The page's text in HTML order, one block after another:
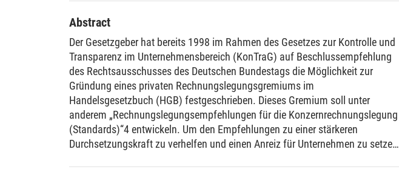
Abstract
Der Gesetzgeber hat bereits 1998 im Rahmen des Gesetzes zur Kontrolle und
Transparenz im Unternehmensbereich (KonTraG) auf Beschlussempfehlung
des Rechtsausschusses des Deutschen Bundestags die Möglichkeit zur
Gründung eines privaten Rechnungslegungsgremiums im
Handelsgesetzbuch (HGB) festgeschrieben. Dieses Gremium soll unter
anderem „Rechnungslegungsempfehlungen für die Konzernrechnungslegung
(Standards)“4 entwickeln. Um den Empfehlungen zu einer stärkeren
Durchsetzungskraft zu verhelfen und einen Anreiz für Unternehmen zu setzen,